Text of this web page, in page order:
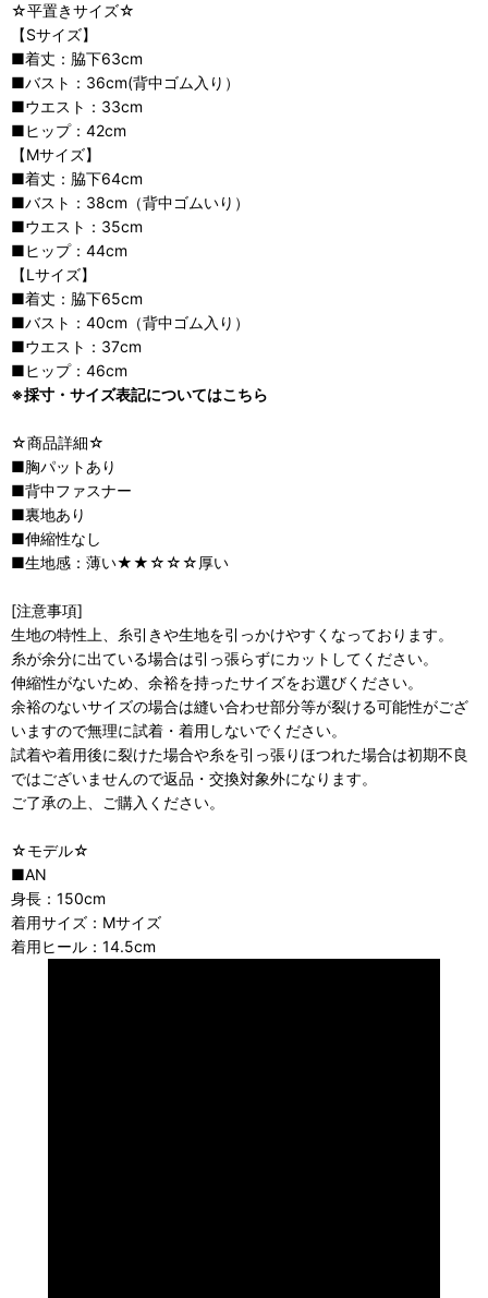
☆平置きサイズ☆
【Sサイズ】
■着丈：脇下63cm
■バスト：36cm(背中ゴム入り）
■ウエスト：33cm
■ヒップ：42cm
【Mサイズ】
■着丈：脇下64cm
■バスト：38cm（背中ゴムいり）
■ウエスト：35cm
■ヒップ：44cm
【Lサイズ】
■着丈：脇下65cm
■バスト：40cm（背中ゴム入り）
■ウエスト：37cm
■ヒップ：46cm
※採寸・サイズ表記についてはこちら
☆商品詳細☆
■胸パットあり
■背中ファスナー
■裏地あり
■伸縮性なし
■生地感：薄い★★☆☆☆厚い
[注意事項]
生地の特性上、糸引きや生地を引っかけやすくなっております。
糸が余分に出ている場合は引っ張らずにカットしてください。
伸縮性がないため、余裕を持ったサイズをお選びください。
余裕のないサイズの場合は縫い合わせ部分等が裂ける可能性がござ
いますので無理に試着・着用しないでください。
試着や着用後に裂けた場合や糸を引っ張りほつれた場合は初期不良
ではございませんので返品・交換対象外になります。
ご了承の上、ご購入ください。
☆モデル☆
■AN
身長：150cm
着用サイズ：Mサイズ
着用ヒール：14.5cm